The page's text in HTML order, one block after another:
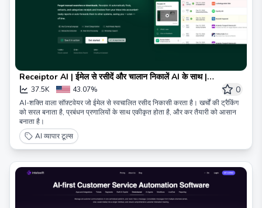
Receiptor AI | ईमेल से रसीदें और चालान निकालें AI के साथ |
Receiptor AI
37.5K 43.07% 0
AI-शक्ति वाला सॉफ़्टवेयर जो ईमेल से स्वचालित रसीद निकासी करता है। खर्चों की ट्रैकिंग
को सरल बनाता है, प्रबंधन प्रणालियों के साथ एकीकृत होता है, और कर तैयारी को आसान
बनाता है।
AI व्यापार टूल्स